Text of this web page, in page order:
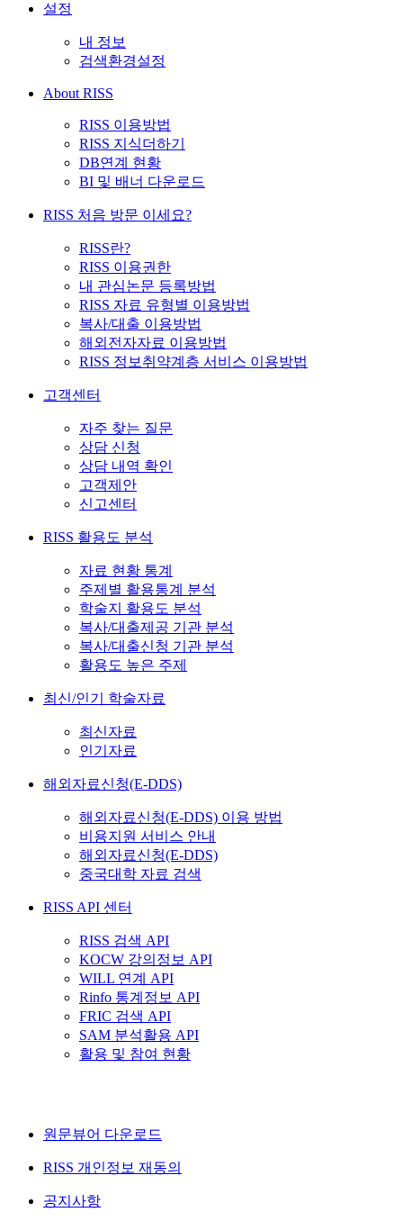
설정
내 정보
검색환경설정
About RISS
RISS 이용방법
RISS 지식더하기
DB연계 현황
BI 및 배너 다운로드
RISS 처음 방문 이세요?
RISS란?
RISS 이용권한
내 관심논문 등록방법
RISS 자료 유형별 이용방법
복사/대출 이용방법
해외전자자료 이용방법
RISS 정보취약계층 서비스 이용방법
고객센터
자주 찾는 질문
상담 신청
상담 내역 확인
고객제안
신고센터
RISS 활용도 분석
자료 현황 통계
주제별 활용통계 분석
학술지 활용도 분석
복사/대출제공 기관 분석
복사/대출신청 기관 분석
활용도 높은 주제
최신/인기 학술자료
최신자료
인기자료
해외자료신청(E-DDS)
해외자료신청(E-DDS) 이용 방법
비용지원 서비스 안내
해외자료신청(E-DDS)
중국대학 자료 검색
RISS API 센터
RISS 검색 API
KOCW 강의정보 API
WILL 연계 API
Rinfo 통계정보 API
FRIC 검색 API
SAM 분석활용 API
활용 및 참여 현황
원문뷰어 다운로드
RISS 개인정보 재동의
공지사항